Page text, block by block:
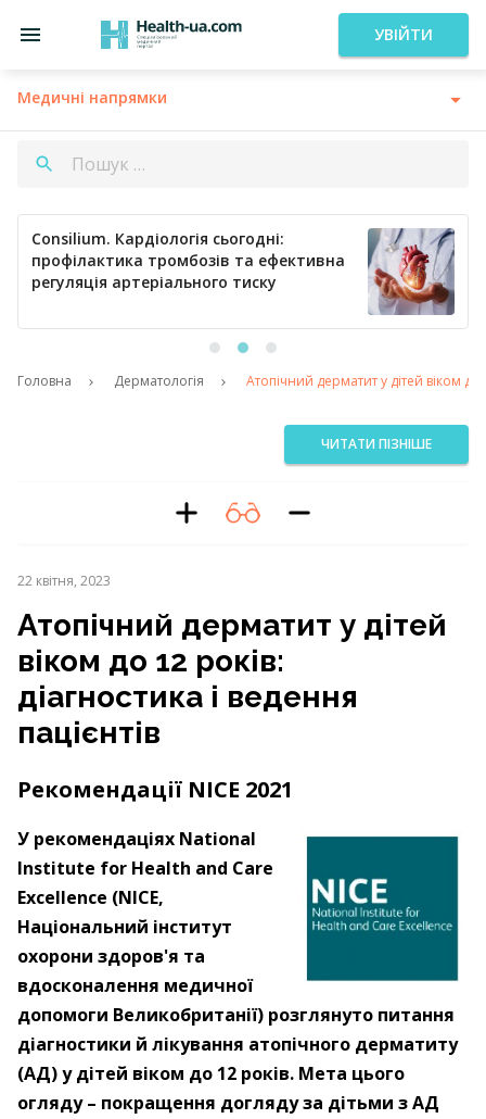
УВІЙТИ
Медичні напрямки
Consilium. Кардіологія сьогодні:
профілактика тромбозів та ефективна
регуляція артеріального тиску
Головна Дерматологія Атопічний дерматит у дітей віком до
ЧИТАТИ ПІЗНІШЕ
22 квітня, 2023
Атопічний дерматит у дітей
віком до 12 років:
діагностика і ведення
пацієнтів
Рекомендації NICE 2021
У рекомендаціях National
Institute for Health and Care
Excellence (NICE,
Національний інститут
охорони здоров'я та
вдосконалення медичної
допомоги Великобританії) розглянуто питання
діагностики й лікування атопічного дерматиту
(АД) у дітей віком до 12 років. Мета цього
огляду – покращення догляду за дітьми з АД